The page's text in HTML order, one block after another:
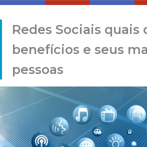
Redes Sociais quais
benefícios e seus
pessoas